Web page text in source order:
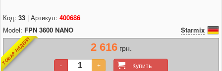
Код: 33 | Артикул: 400686
Model: FPN 3600 NANO Starmix
ТОВАР НЕДЕЛИ 2 616грн.
Купить
- +